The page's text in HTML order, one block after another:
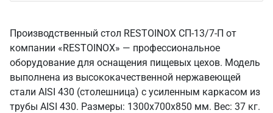
Производственный стол RESTOINOX СП-13/7-П от
компании «RESTOINOX» — профессиональное
оборудование для оснащения пищевых цехов. Модель
выполнена из высококачественной нержавеющей
стали AISI 430 (столешница) с усиленным каркасом из
трубы AISI 430. Размеры: 1300x700x850 мм. Вес: 37 кг.